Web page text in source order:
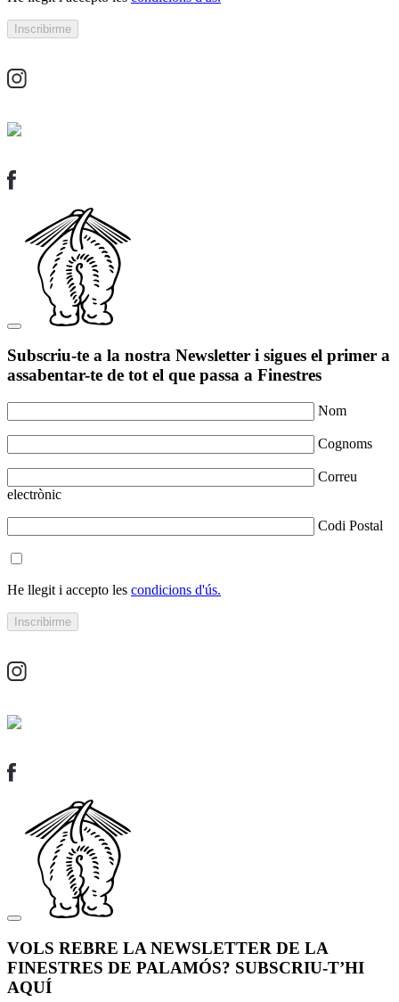
Subscriu-te a la nostra Newsletter i sigues el primer a
assabentar-te de tot el que passa a Finestres
Nom
Cognoms
Correu
electrònic
Codi Postal
He llegit i accepto les condicions d'ús.
VOLS REBRE LA NEWSLETTER DE LA
FINESTRES DE PALAMÓS? SUBSCRIU-T’HI
AQUÍ